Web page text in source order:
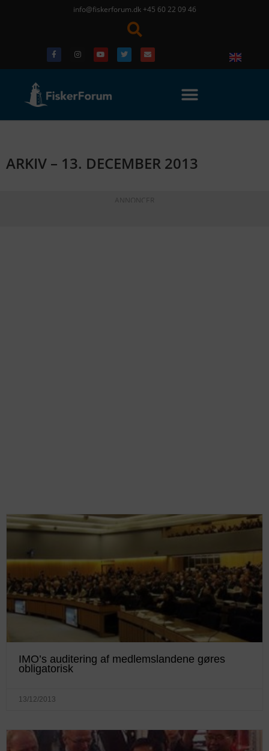
info@fiskerforum.dk +45 60 22 09 46
ARKIV – 13. DECEMBER 2013
ANNONCER
IMO’s auditering af medlemslandene gøres
obligatorisk
13/12/2013